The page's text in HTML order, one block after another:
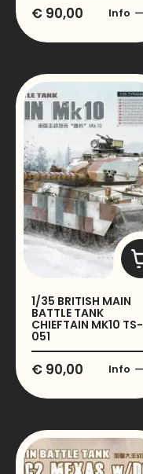
€ 90,00 Info
1/35 BRITISH MAIN
BATTLE TANK
CHIEFTAIN MK10 TS-
051
€ 90,00 Info